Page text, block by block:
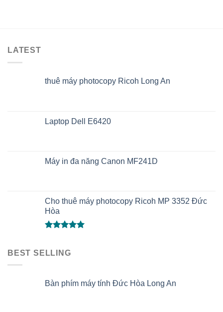
LATEST
thuê máy photocopy Ricoh Long An
Laptop Dell E6420
Máy in đa năng Canon MF241D
Cho thuê máy photocopy Ricoh MP 3352 Đức
Hòa
5 sao
BEST SELLING
Bàn phím máy tính Đức Hòa Long An